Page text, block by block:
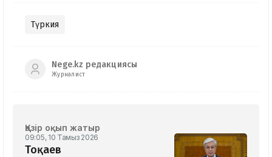
Түркия
Nege.kz редакциясы
Журналист
Қазір оқып жатыр
09:05, 10 Тамыз 2026
Тоқаев